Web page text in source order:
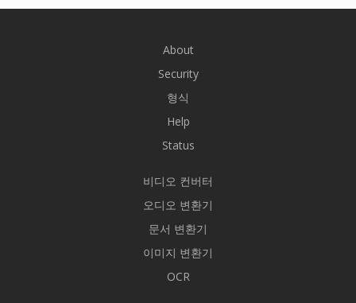
About
Security
형식
Help
Status
비디오 컨버터
오디오 변환기
문서 변환기
이미지 변환기
OCR